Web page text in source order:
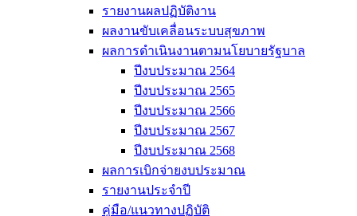
รายงานผลปฏิบัติงาน
ผลงานขับเคลื่อนระบบสุขภาพ
ผลการดำเนินงานตามนโยบายรัฐบาล
ปีงบประมาณ 2564
ปีงบประมาณ 2565
ปีงบประมาณ 2566
ปีงบประมาณ 2567
ปีงบประมาณ 2568
ผลการเบิกจ่ายงบประมาณ
รายงานประจำปี
คู่มือ/แนวทางปฏิบัติ